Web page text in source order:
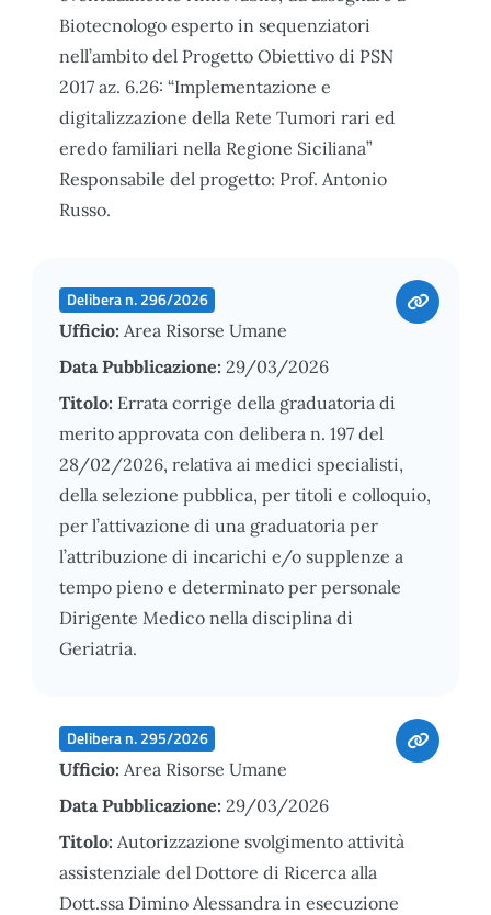
Biotecnologo esperto in sequenziatori
nell’ambito del Progetto Obiettivo di PSN
2017 az. 6.26: “Implementazione e
digitalizzazione della Rete Tumori rari ed
eredo familiari nella Regione Siciliana”
Responsabile del progetto: Prof. Antonio
Russo.
Delibera n. 296/2026
Ufficio: Area Risorse Umane
Data Pubblicazione: 29/03/2026
Titolo: Errata corrige della graduatoria di
merito approvata con delibera n. 197 del
28/02/2026, relativa ai medici specialisti,
della selezione pubblica, per titoli e colloquio,
per l’attivazione di una graduatoria per
l’attribuzione di incarichi e/o supplenze a
tempo pieno e determinato per personale
Dirigente Medico nella disciplina di
Geriatria.
Delibera n. 295/2026
Ufficio: Area Risorse Umane
Data Pubblicazione: 29/03/2026
Titolo: Autorizzazione svolgimento attività
assistenziale del Dottore di Ricerca alla
Dott.ssa Dimino Alessandra in esecuzione